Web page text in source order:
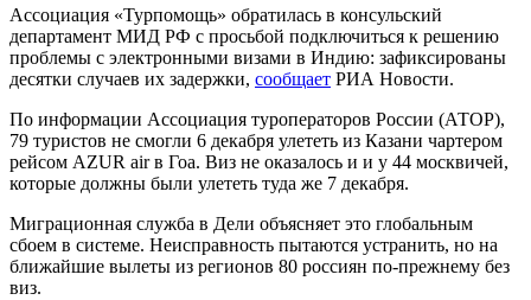
Ассоциация «Турпомощь» обратилась в консульский
департамент МИД РФ с просьбой подключиться к решению
проблемы с электронными визами в Индию: зафиксированы
десятки случаев их задержки, сообщает РИА Новости.
По информации Ассоциация туроператоров России (АТОР),
79 туристов не смогли 6 декабря улететь из Казани чартером
рейсом AZUR air в Гоа. Виз не оказалось и и у 44 москвичей,
которые должны были улететь туда же 7 декабря.
Миграционная служба в Дели объясняет это глобальным
сбоем в системе. Неисправность пытаются устранить, но на
ближайшие вылеты из регионов 80 россиян по-прежнему без
виз.